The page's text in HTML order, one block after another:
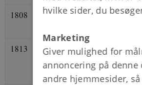
1808
Christian 7. dør og
1813
Statsbankerot
Forandring i
1813)
hvilke sider, du
Marketing
Giver mulighed for
annoncering på denne
andre hjemmesider,